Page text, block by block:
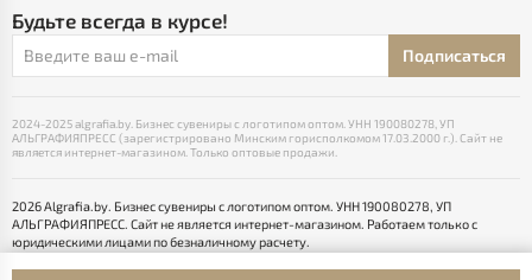
Будьте всегда в курсе!
Подписаться
2024-2025 algrafia.by. Бизнес сувениры с логотипом оптом. УНН 190080278, УП
АЛЬГРАФИЯПРЕСС (зарегистрировано Минским горисполкомом 17.03.2000 г.). Сайт не
является интернет-магазином. Только оптовые продажи.
2026 Algrafia.by. Бизнес сувениры с логотипом оптом. УНН 190080278, УП
АЛЬГРАФИЯПРЕСС. Сайт не является интернет-магазином. Работаем только с
юридическими лицами по безналичному расчету.